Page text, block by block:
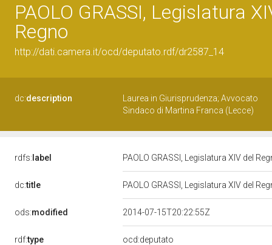
PAOLO GRASSI, Legislatura
Regno
http://dati.camera.it/ocd/deputato.rdf/dr2587_14
dc:description
Laurea in Giurisprudenza; Avvocato
Sindaco di Martina Franca (Lecce)
rdfs: label PAOLO GRASSI, Legislatura XIV del
dc:title PAOLO GRASSI, Legislatura XIV del
ods:modified 2014-07-15T20:22:55Z
rdf:type
ocd:deputato